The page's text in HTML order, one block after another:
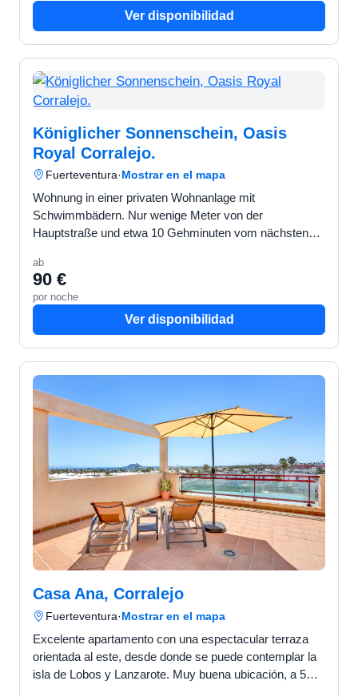
Ver disponibilidad
Königlicher Sonnenschein, Oasis
Royal Corralejo.
Fuerteventura·Mostrar en el mapa
Wohnung in einer privaten Wohnanlage mit
Schwimmbädern. Nur wenige Meter von der
Hauptstraße und etwa 10 Gehminuten vom nächsten
gepflegten Gärten. Die Wohnun…
ab
90 €
por noche
Ver disponibilidad
Casa Ana, Corralejo
Fuerteventura·Mostrar en el mapa
Excelente apartamento con una espectacular terraza
orientada al este, desde donde se puede contemplar la
isla de Lobos y Lanzarote. Muy buena ubicación, a 5